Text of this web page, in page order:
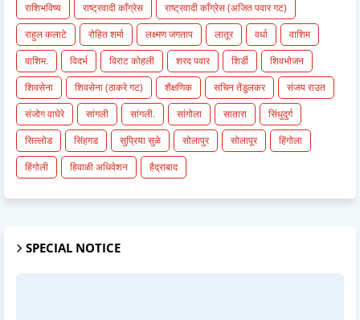
राशिभविष्य
राष्ट्रवादी काँग्रेस
राष्ट्रवादी काँग्रेस (अजित पवार गट)
राहुल कलाटे
रोहित शर्मा लक्ष्मण जगताप लातूर वर्धा
वाशिम
वाशिम.
विदर्भ विराट कोहली शरद पवार शिर्डी
शिवभोजन
शिवसेना
शिवसेना (ठाकरे गट) शैक्षणिक सचिन तेंडुलकर
संजय राउत
संजोग वाघेरे
सांगली सांगली. सांगोला सातारा
सिंधुदुर्ग
सिल्लोड
सिंहगड सुप्रिया सुळे सोलापुर सोलापूर
हिंगोला
हिंगोली
हिवाळी अधिवेशन हैद्राबाद
SPECIAL NOTICE